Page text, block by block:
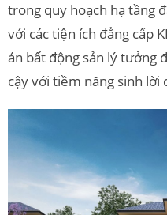
trong quy hoạch hạ tầng
với các tiện ích đẳng cấp
án bất động sản lý tưởng
cậy với tiềm năng sinh lời